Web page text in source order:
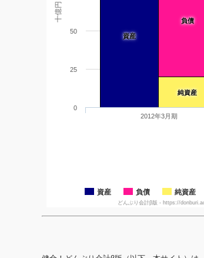
十億円
資産
負債
純資産
資産 負債 純資産
2012年3月期
0
25
50
どんぶり会計β版 - https://